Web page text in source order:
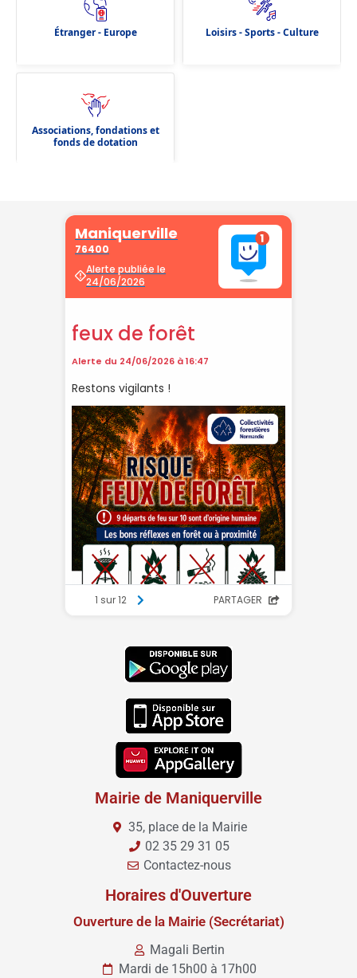
Mairie de Maniquerville
35, place de la Mairie
02 35 29 31 05
Contactez-nous
Horaires d'Ouverture
Ouverture de la Mairie (Secrétariat)
Magali Bertin
Mardi de 15h00 à 17h00
Étranger - Europe Loisirs - Sports - Culture
Associations, fondations et
fonds de dotation